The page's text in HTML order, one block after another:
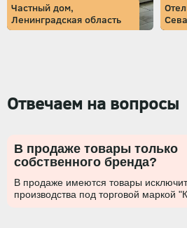
Частный дом,
Ленинградская область
Отвечаем на вопросы
В продаже товары только
собственного бренда?
В продаже имеются товары
производства под торговой маркой